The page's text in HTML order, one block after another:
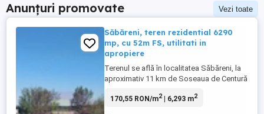
Anunțuri promovate Vezi toate
Săbăreni, teren rezidential 6290
mp, cu 52m FS, utilitati in
apropiere
Terenul se află în localitatea Săbăreni, la
aproximativ 11 km de Soseaua de Centură
păduri, într-o zonă rezidentială în
170,55 RON/m2| 6,293 m2